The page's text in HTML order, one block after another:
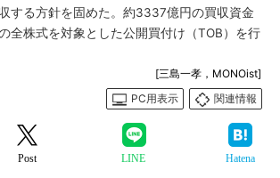
する方針を固めた。約3337億円の買収資金
全株式を対象とした公開買付け（TOB）を行
[三島一孝，MONOist]
PC用表示
関連情報
Post LINE Hatena